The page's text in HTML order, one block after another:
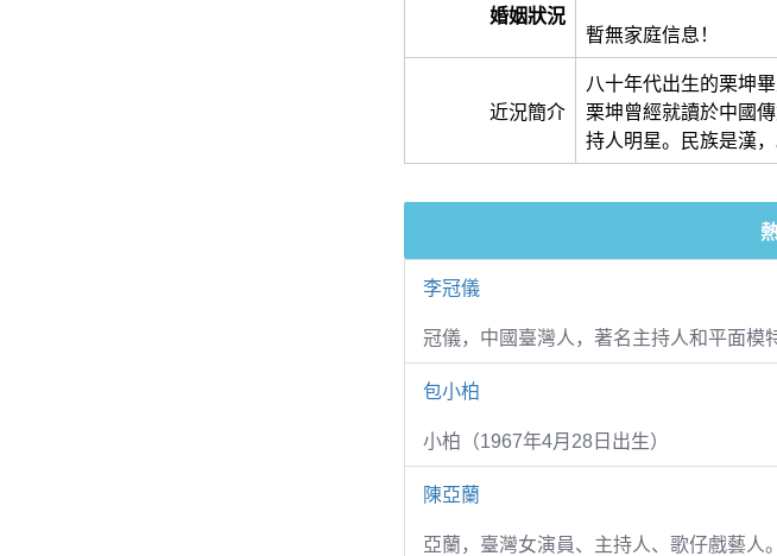
婚姻狀況
暫無家庭信息！
近況簡介
八十年代出生的栗坤
栗坤曾經就讀於中國
持人明星。民族是漢
李冠儀
冠儀，中國臺灣人，著名主持人和平面模
包小柏
小柏（1967年4月28日出生）
陳亞蘭
亞蘭，臺灣女演員、主持人、歌仔戲藝人。